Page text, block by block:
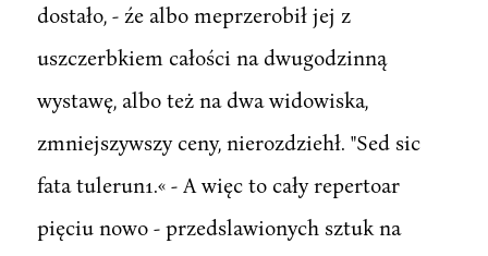
dostało, - źe albo meprzerobił jej z
uszczerbkiem całości na dwugodzinną
wystawę, albo też na dwa widowiska,
zmniejszywszy ceny, nierozdziehł. "Sed sic
fata tulerun1.« - A więc to cały repertoar
pięciu nowo - przedslawionych sztuk na